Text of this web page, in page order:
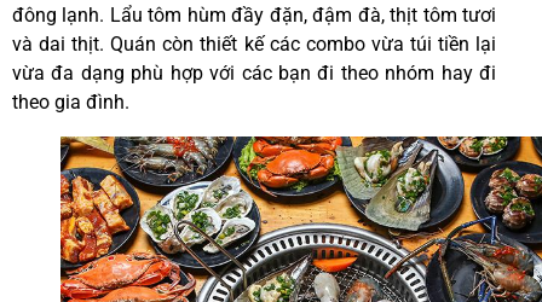
đông lạnh. Lẩu tôm hùm đầy đặn, đậm đà, thịt tôm tươi
và dai thịt. Quán còn thiết kế các combo vừa túi tiền lại
vừa đa dạng phù hợp với các bạn đi theo nhóm hay đi
theo gia đình.